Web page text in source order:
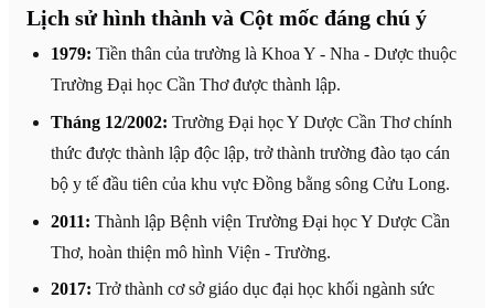
Lịch sử hình thành và Cột mốc đáng chú ý
1979: Tiền thân của trường là Khoa Y - Nha - Dược thuộc
Trường Đại học Cần Thơ được thành lập.
Tháng 12/2002: Trường Đại học Y Dược Cần Thơ chính
thức được thành lập độc lập, trở thành trường đào tạo cán
bộ y tế đầu tiên của khu vực Đồng bằng sông Cửu Long.
2011: Thành lập Bệnh viện Trường Đại học Y Dược Cần
Thơ, hoàn thiện mô hình Viện - Trường.
2017: Trở thành cơ sở giáo dục đại học khối ngành sức